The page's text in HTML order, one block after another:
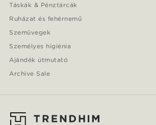
Táskák & Pénztárcák
Ruházat és fehérnemű
Szemüvegek
Személyes higiénia
Ajándék útmutató
Archive Sale